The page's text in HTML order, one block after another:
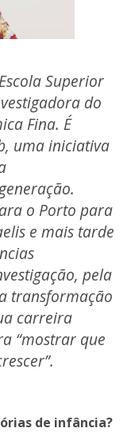
Superior
do
Fina. É
uma iniciativa
o Porto para
e mais tarde
pela
transformação
carreira
“mostrar que
de infância?